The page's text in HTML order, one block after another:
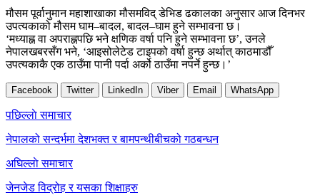
मौसम पूर्वानुमान महाशाखाका मौसमविद् डेभिड ढकालका अनुसार आज दिनभर
उपत्यकाको मौसम घाम–बादल, बादल–घाम हुने सम्भावना छ।
‘मध्याह्न वा अपराह्नपछि भने क्षणिक वर्षा पनि हुने सम्भावना छ’, उनले
नेपालखबरसँग भने, ‘आइसोलेटेड टाइपको वर्षा हुन्छ अर्थात् काठमाडौँ
उपत्यकाकै एक ठाउँमा पानी पर्दा अर्को ठाउँमा नपर्ने हुन्छ।’
Facebook Twitter LinkedIn Viber Email WhatsApp
Post
navigation
पछिल्लाे समाचार
नेपालको सन्दर्भमा देशभक्त र बामपन्थीबीचको गठबन्धन
अघिल्लाे समाचार
जेनजेड विद्रोह र यसका शिक्षाहरु